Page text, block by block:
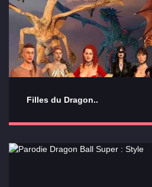
Filles du Dragon..